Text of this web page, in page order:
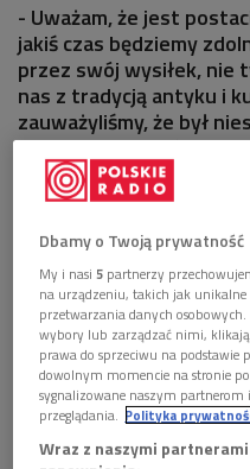
- Uważam, że jest
jakiś czas będziemy
przez swój wysiłek, nie
nas z tradycją antyku i
zauważyliśmy, że był
kulturowym – mówił w
AUDIO 1 plik
 46'38
Gorzka wiedza i
Kubiaku (Strefa
Dbamy o Twoją prywatność
My i nasi5 partnerzy
na urządzeniu, takich jak
przetwarzania danych
wybory lub zarządzać nimi,
prawa do sprzeciwu na podstawie
dowolnym momencie na stronie
sygnalizowane naszym
przeglądania. Polityka
Wraz z naszymi